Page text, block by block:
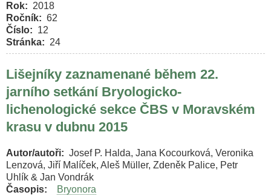
Rok
2018
Ročník
62
Číslo
12
Stránka
24
Lišejníky zaznamenané během 22.
jarního setkání Bryologicko-
lichenologické sekce ČBS v Moravském
krasu v dubnu 2015
Autor/autoři
Josef P. Halda, Jana Kocourková, Veronika
Lenzová, Jiří Malíček, Aleš Müller, Zdeněk Palice, Petr
Uhlík & Jan Vondrák
Časopis
Bryonora